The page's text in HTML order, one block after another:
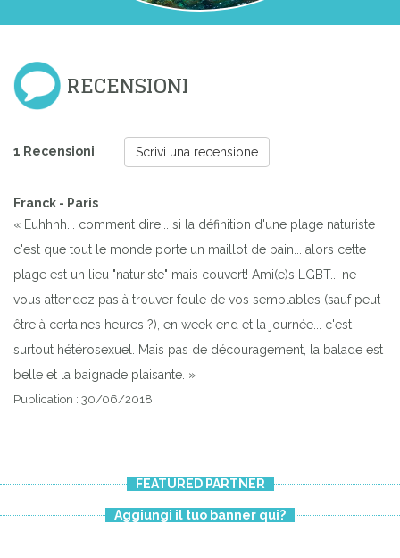
CALANQUE DE SUGITON
RECENSIONI
1 Recensioni Scrivi una recensione
Franck - Paris
« Euhhhh... comment dire... si la définition d'une plage naturiste
c'est que tout le monde porte un maillot de bain... alors cette
plage est un lieu "naturiste" mais couvert! Ami(e)s LGBT... ne
vous attendez pas à trouver foule de vos semblables (sauf peut-
être à certaines heures ?), en week-end et la journée... c'est
surtout hétérosexuel. Mais pas de découragement, la balade est
belle et la baignade plaisante. »
Publication : 30/06/2018
FEATURED PARTNER
Aggiungi il tuo banner qui?